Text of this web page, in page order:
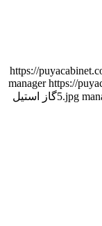
https://
manager https://
5.jpgگاز استیل